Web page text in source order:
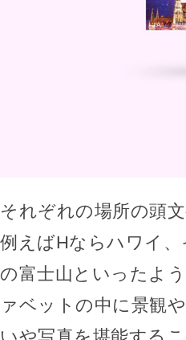
それぞれの場所の頭
例えばHならハワイ
の富士山といったよ
ァベットの中に景観